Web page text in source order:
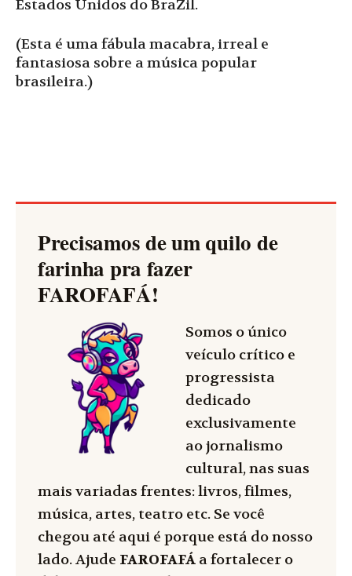
Estados Unidos do BraZil.
(Esta é uma fábula macabra, irreal e
fantasiosa sobre a música popular
brasileira.)
Precisamos de um quilo de
farinha pra fazer
FAROFAFÁ!
Somos o único
veículo crítico e
progressista
dedicado
exclusivamente
ao jornalismo
cultural, nas suas
mais variadas frentes: livros, filmes,
música, artes, teatro etc. Se você
chegou até aqui é porque está do nosso
lado. Ajude FAROFAFÁ a fortalecer o